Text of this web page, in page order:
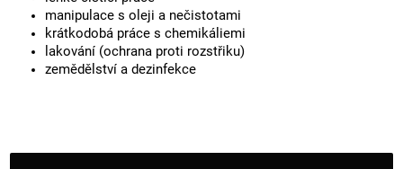
manipulace s oleji a nečistotami
krátkodobá práce s chemikáliemi
lakování (ochrana proti rozstřiku)
zemědělství a dezinfekce